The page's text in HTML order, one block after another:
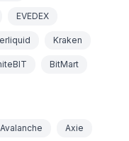
EVEDEX
Kraken
BitMart
Avalanche Axie